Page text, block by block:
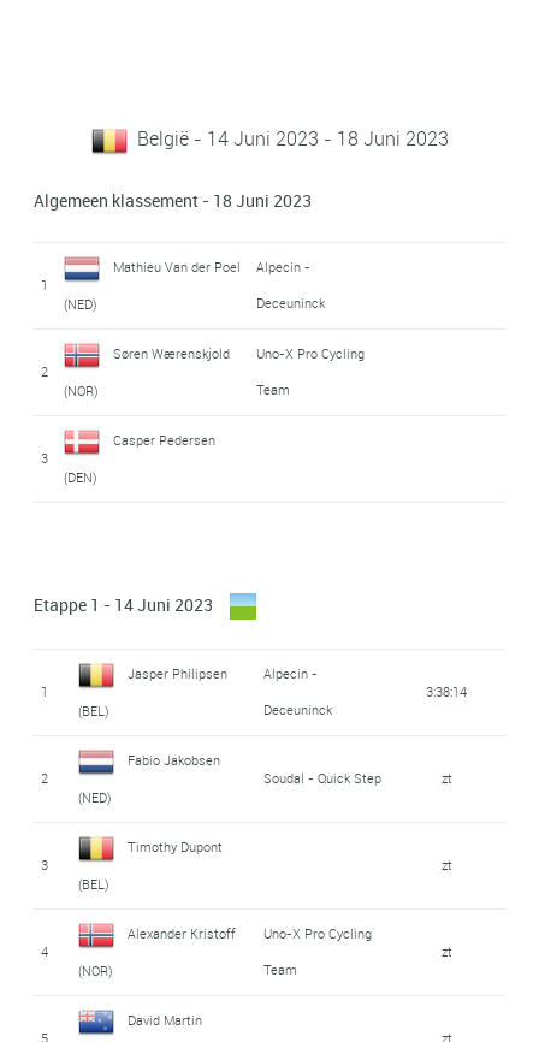
België - 14 Juni 2023 - 18 Juni 2023
Algemeen klassement - 18 Juni 2023
1
Mathieu Van der Poel
(NED)
Alpecin -
Deceuninck
2
Søren Wærenskjold
(NOR)
Uno-X Pro Cycling
Team
3
Casper Pedersen
(DEN)
Etappe 1 - 14 Juni 2023
1
Jasper Philipsen
(BEL)
Alpecin -
Deceuninck
3:38:14
2
Fabio Jakobsen
(NED)
Soudal - Quick Step zt
3
Timothy Dupont
(BEL)
zt
4
Alexander Kristoff
(NOR)
Uno-X Pro Cycling
Team
zt
5
David Martin
zt